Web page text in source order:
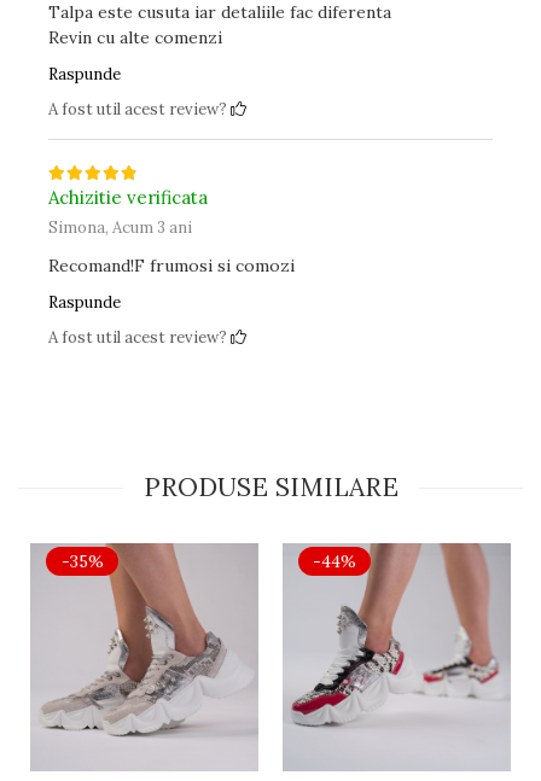
Talpa este cusuta iar detaliile fac diferenta
Revin cu alte comenzi
Raspunde
A fost util acest review?
Achizitie verificata
Simona, Acum 3 ani
Recomand!F frumosi si comozi
Raspunde
A fost util acest review?
PRODUSE SIMILARE
-35% -44%